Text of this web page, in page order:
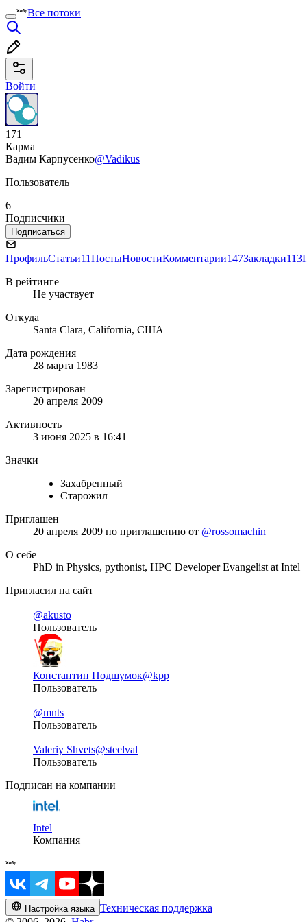
Все потоки
Войти
171
Карма
Вадим Карпусенко@Vadikus
Пользователь
6
Подписчики
Подписаться
ПрофильСтатьи11ПостыНовостиКомментарии147Закладки113
В рейтинге
Не участвует
Откуда
Santa Clara, California, США
Дата рождения
28 марта 1983
Зарегистрирован
20 апреля 2009
Активность
3 июня 2025 в 16:41
Значки
Захабренный
Старожил
Приглашен
20 апреля 2009 по приглашению от @rossomachin
О себе
PhD in Physics, pythonist, HPC Developer Evangelist at Intel
Пригласил на сайт
@akusto
Пользователь
Константин Подшумок@kpp
Пользователь
@mnts
Пользователь
Valeriy Shvets@steelval
Пользователь
Подписан на компании
Intel
Компания
Настройка языка Техническая поддержка